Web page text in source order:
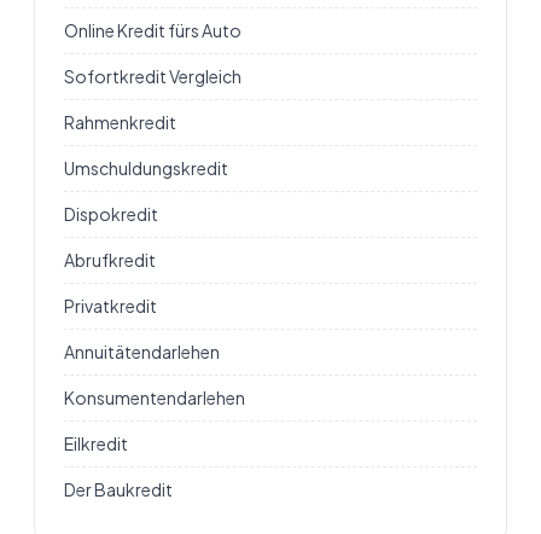
Online Kredit fürs Auto
Sofortkredit Vergleich
Rahmenkredit
Umschuldungskredit
Dispokredit
Abrufkredit
Privatkredit
Annuitätendarlehen
Konsumentendarlehen
Eilkredit
Der Baukredit